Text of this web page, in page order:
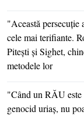
"Această persecuţie
cele mai terifiante.
Piteşti şi Sighet,
metodele lor
"Când un RĂU este
genocid uriaş, nu